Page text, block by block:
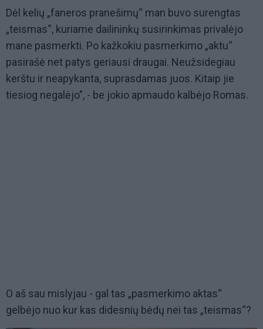
Dėl kelių „faneros pranešimų“ man buvo surengtas
„teismas“, kuriame dailininkų susirinkimas privalėjo
mane pasmerkti. Po kažkokiu pasmerkimo „aktu“
pasirašė net patys geriausi draugai. Neužsidegiau
kerštu ir neapykanta, suprasdamas juos. Kitaip jie
tiesiog negalėjo", - be jokio apmaudo kalbėjo Romas.
O aš sau mislyjau - gal tas „pasmerkimo aktas“
gelbėjo nuo kur kas didesnių bėdų nei tas „teismas“?